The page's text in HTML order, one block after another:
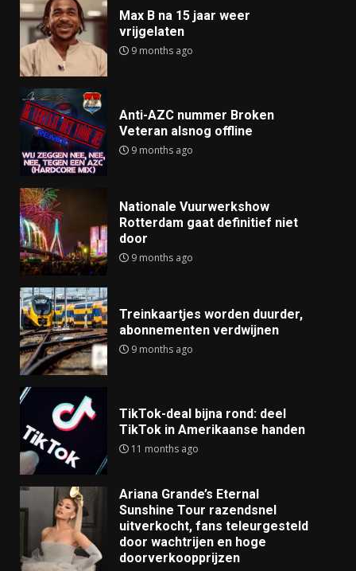
Max B na 15 jaar weer
vrijgelaten
9 months ago
Anti-AZC nummer Broken
Veteran alsnog offline
9 months ago
Nationale Vuurwerkshow
Rotterdam gaat definitief niet
door
9 months ago
Treinkaartjes worden duurder,
abonnementen verdwijnen
9 months ago
TikTok-deal bijna rond: deel
TikTok in Amerikaanse handen
11 months ago
Ariana Grande’s Eternal
Sunshine Tour razendsnel
uitverkocht, fans teleurgesteld
door wachtrijen en hoge
doorverkoopprijzen